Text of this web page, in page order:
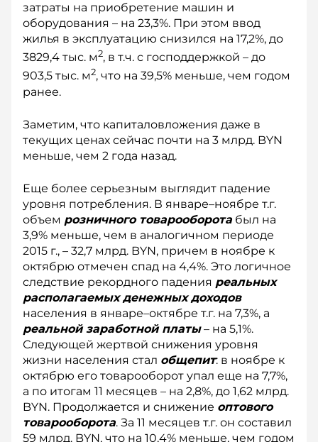
затраты на приобретение машин и
оборудования – на 23,3%. При этом ввод
жилья в эксплуатацию снизился на 17,2%, до
3829,4 тыс. м2, в т.ч. с господдержкой – до
903,5 тыс. м2, что на 39,5% меньше, чем годом
ранее.
Заметим, что капиталовложения даже в
текущих ценах сейчас почти на 3 млрд. BYN
меньше, чем 2 года назад.
Еще более серьезным выглядит падение
уровня потребления. В январе–ноябре т.г.
объем розничного товарооборота был на
3,9% меньше, чем в аналогичном периоде
2015 г., – 32,7 млрд. BYN, причем в ноябре к
октябрю отмечен спад на 4,4%. Это логичное
следствие рекордного падения реальных
располагаемых денежных доходов
населения в январе–октябре т.г. на 7,3%, а
реальной заработной платы– на 5,1%.
Следующей жертвой снижения уровня
жизни населения стал общепит: в ноябре к
октябрю его товарооборот упал еще на 7,7%,
а по итогам 11 месяцев – на 2,8%, до 1,62 млрд.
BYN. Продолжается и снижение оптового
товарооборота. За 11 месяцев т.г. он составил
59 млрд. BYN, что на 10,4% меньше, чем годом